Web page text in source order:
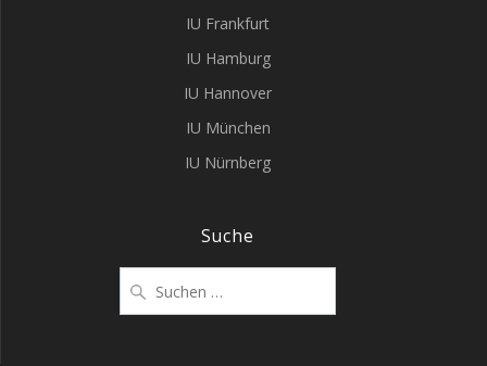
IU Frankfurt
IU Hamburg
IU Hannover
IU München
IU Nürnberg
Suche
nach: